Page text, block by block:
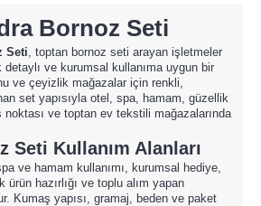
Bornoz Seti
Seti, toptan bornoz seti arayan işletmeler
detaylı ve kurumsal kullanıma uygun bir
ve çeyizlik mağazalar için renkli,
set yapısıyla otel, spa, hamam, güzellik
ve toptan ev tekstili mağazalarında
Seti Kullanım Alanları
ve hamam kullanımı, kurumsal hediye,
ürün hazırlığı ve toplu alım yapan
Kumaş yapısı, gramaj, beden ve paket